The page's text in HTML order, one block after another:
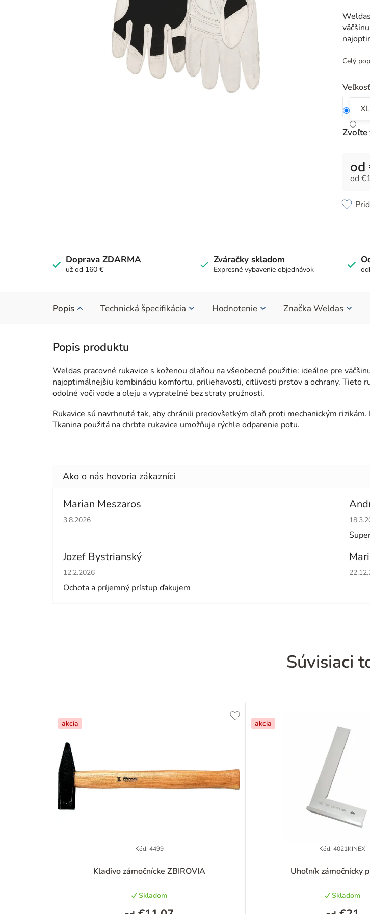
0,0
z
5
Celý
Veľkosť
XL
Zvoľte
od
od
Doprava ZDARMA
už od 160 €
Zváračky skladom
Expresné vybavenie objednávok
Popis Technická špecifikácia Hodnotenie Značka Weldas
Weldas pracovné rukavice s koženou dlaňou na všeobecné použitie: ideálne pre
najoptimálnejšiu kombináciu komfortu, priliehavosti, citlivosti prstov a ochrany. Tieto
odolné voči vode a oleju a vyprateľné bez straty pružnosti.
Rukavice sú navrhnuté tak, aby chránili predovšetkým dlaň proti mechanickým
Tkanina použitá na chrbte rukavice umožňuje rýchle odparenie potu.
Marian Meszaros
Hodnotenie obchodu je 5 z 5 hviezdičiek.
3.8.2026
Jozef Bystrianský
Hodnotenie obchodu je 5 z 5 hviezdičiek.
12.2.2026
Ochota a príjemný prístup ďakujem
Súvisiaci
akcia
Kladivo zámočnícke ZBIROVIA
Skladom
Kód: 4499
akcia
Uhoľník zámočnícky
je
5,0
Skladom
Kód:4021KINEX